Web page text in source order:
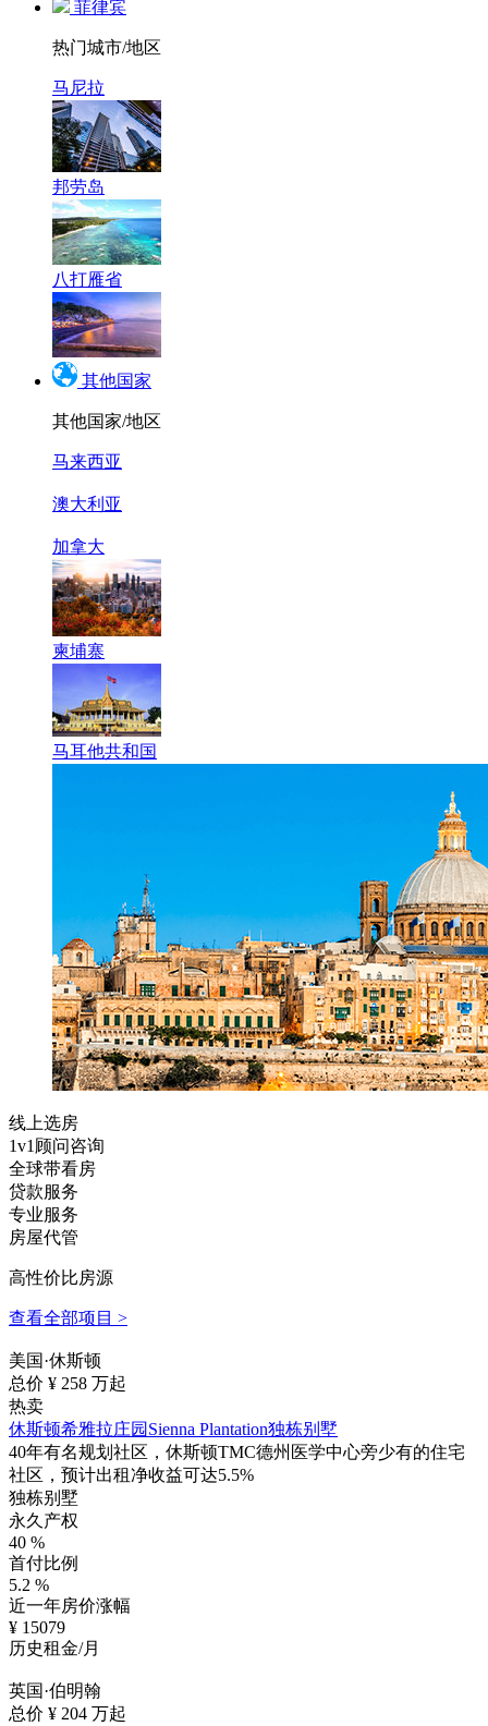
菲律宾
热门城市/地区
马尼拉
邦劳岛
八打雁省
其他国家
其他国家/地区
马来西亚
澳大利亚
加拿大
柬埔寨
马耳他共和国
线上选房
1v1顾问咨询
全球带看房
贷款服务
专业服务
房屋代管
高性价比房源
查看全部项目 >
美国·休斯顿
总价 ¥ 258 万起
热卖
休斯顿希雅拉庄园Sienna Plantation独栋别墅
40年有名规划社区，休斯顿TMC德州医学中心旁少有的住宅
社区，预计出租净收益可达5.5%
独栋别墅
永久产权
40 %
首付比例
5.2 %
近一年房价涨幅
¥ 15079
历史租金/月
英国·伯明翰
总价 ¥ 204 万起